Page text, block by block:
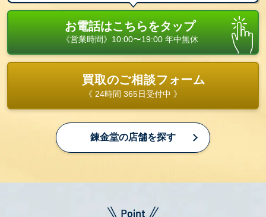
お電話はこちらをタップ
《営業時間》10:00〜19:00 年中無休
買取のご相談フォーム
《 24時間 365日受付中 》
錬金堂の店舗を探す